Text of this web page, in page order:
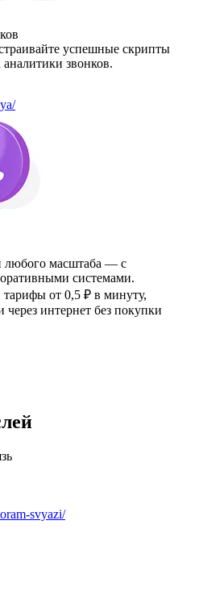
успешные скрипты
звонков.
любого масштаба — с
системами.
от 0,5 ₽ в минуту,
через интернет без покупки
svyazi/